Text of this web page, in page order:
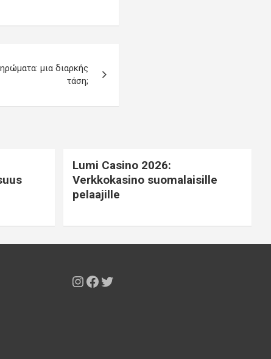
μια διαρκής
τάση;
Lumi Casino 2026:
Verkkokasino suomalaisille
pelaajille